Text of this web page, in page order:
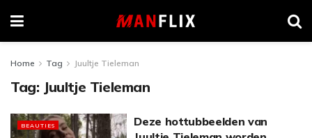
Home Tag Juultje Tieleman
Tag: Juultje Tieleman
BEAUTIES
Deze hottubbeelden van